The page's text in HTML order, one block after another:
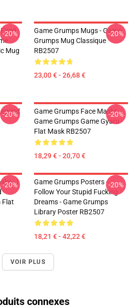
Mug
-20%
Game Grumps Mugs - Game
Grumps Mug Classique
RB2507
23,00 € - 26,68 €
-20%
-20%
Game Grumps Face Masks -
Game Grumps Game Gyaru
Flat Mask RB2507
18,29 € - 20,70 €
-20%
- I
-
Flat
-20%
Game Grumps Posters -
Follow Your Stupid Fucking
Dreams - Game Grumps
Library Poster RB2507
18,21 € - 42,22 €
-20%
VOIR PLUS
connexes